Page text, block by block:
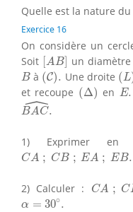
Quelle est la nature
Exercice 16
On considère un
Soit [AB]
[ A B] un
B
B à (C).
(C) Une droite (L
(L)
et recoupe (Δ)
(Δ) en E.
E.
ˆ
BAC.
BAC^.
1) Exprimer en
CA ; CB ; EA ; EB.
CA; C B; E A E B .
2) Calculer : CA ; C
CA; C B;
α = 30∘.
α= 30∘.